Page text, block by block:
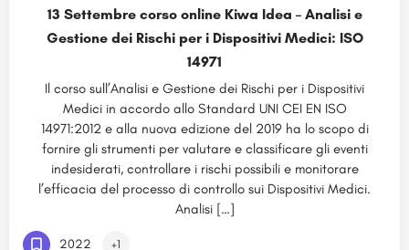
13 Settembre corso online Kiwa Idea – Analisi e
Gestione dei Rischi per i Dispositivi Medici: ISO
14971
Il corso sull’Analisi e Gestione dei Rischi per i Dispositivi
Medici in accordo allo Standard UNI CEI EN ISO
14971:2012 e alla nuova edizione del 2019 ha lo scopo di
fornire gli strumenti per valutare e classificare gli eventi
indesiderati, controllare i rischi possibili e monitorare
l’efficacia del processo di controllo sui Dispositivi Medici.
Analisi […]
2022 +1